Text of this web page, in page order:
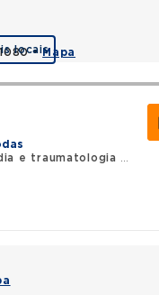
•Mapa
locais
e traumatologia